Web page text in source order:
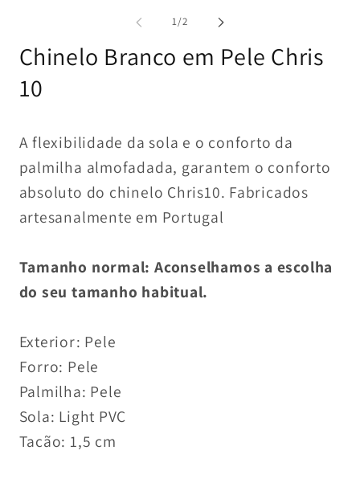
modal
multimédia
modal
1/de
2
Chinelo Branco em Pele Chris
10
A flexibilidade da sola e o conforto da
palmilha almofadada, garantem o conforto
absoluto do chinelo Chris10. Fabricados
artesanalmente em Portugal
Tamanho normal: Aconselhamos a escolha
do seu tamanho habitual.
Exterior: Pele
Forro: Pele
Palmilha: Pele
Sola: Light PVC
Tacão: 1,5 cm